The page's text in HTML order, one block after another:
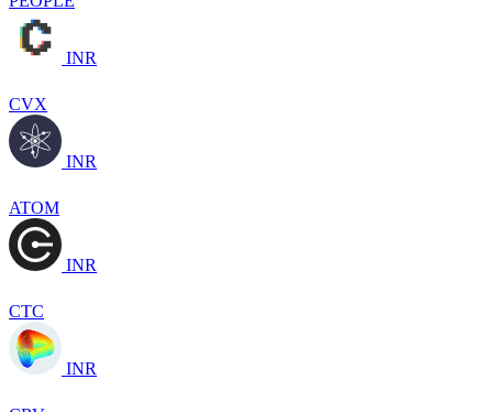
INR
CVX
INR
ATOM
INR
CTC
INR